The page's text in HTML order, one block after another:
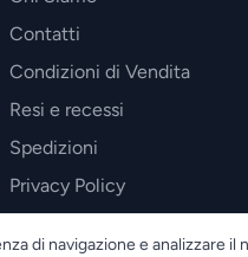
Contatti
Condizioni di Vendita
Resi e recessi
Spedizioni
Privacy Policy
di navigazione e analizzare